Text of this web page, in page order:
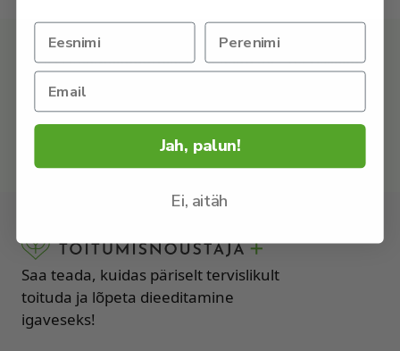
OSTA retseptikogumik, kust leiad 50+ tervislikku ja
imemaitsvat retsepti.
UURI LÄHEMALT
Saa teada, kuidas päriselt tervislikult
toituda ja lõpeta dieeditamine
igaveseks!
Jah, palun!
Ei, aitäh